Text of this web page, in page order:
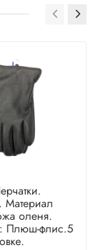
Материал
оленя.
Плюш-флис.5